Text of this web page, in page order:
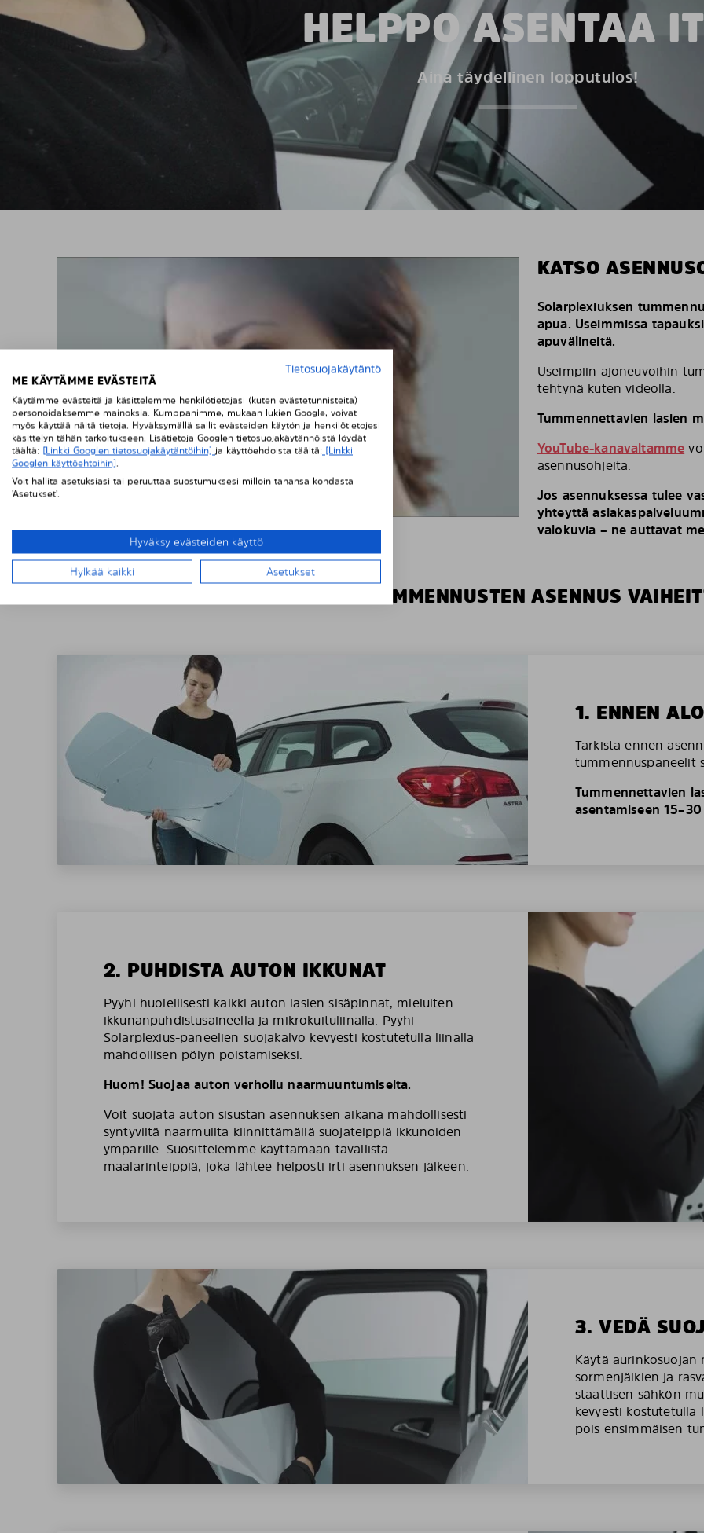
HELPPO ASENTAA
Aina täydellinen lopputulos!
KATSO
Solarplexiuksen
apua. Useimmissa
apuvälineitä.
Useimpiin ajoneuvoihin
tehtynä kuten videolla.
Tummennettavien lasien
YouTube-kanavaltamme
asennusohjeita.
Jos asennuksessa tulee
yhteyttä
valokuvia – ne auttavat
SOLARPLEXIUS TUMMENNUSTEN ASENNUS
1. ENNEN
Tarkista ennen
tummennuspaneelit
Tummennettavien
asentamiseen
2. PUHDISTA AUTON IKKUNAT
Pyyhi huolellisesti kaikki auton lasien sisäpinnat, mieluiten
ikkunanpuhdistusaineella ja mikrokuituliinalla. Pyyhi
Solarplexius-paneelien suojakalvo kevyesti kostutetulla liinalla
mahdollisen pölyn poistamiseksi.
Huom! Suojaa auton verhoilu naarmuuntumiselta.
Voit suojata auton sisustan asennuksen aikana mahdollisesti
syntyviltä naarmuilta kiinnittämällä suojateippiä ikkunoiden
ympärille. Suosittelemme käyttämään tavallista
maalarinteippiä, joka lähtee helposti irti asennuksen jälkeen.
3. VEDÄ
Käytä
sormenjälkien ja
staattisen sähkön
kevyesti kostutetulla
pois ensimmäisen
Tietosuojakäytäntö
ME KÄYTÄMME EVÄSTEITÄ
Käytämme evästeitä ja käsittelemme henkilötietojasi (kuten evästetunnisteita)
personoidaksemme mainoksia. Kumppanimme, mukaan lukien Google, voivat
myös käyttää näitä tietoja. Hyväksymällä sallit evästeiden käytön ja henkilötietojesi
käsittelyn tähän tarkoitukseen. Lisätietoja Googlen tietosuojakäytännöistä löydät
täältä: [Linkki Googlen tietosuojakäytäntöihin]ja käyttöehdoista täältä: [Linkki
Googlen käyttöehtoihin].
Voit hallita asetuksiasi tai peruuttaa suostumuksesi milloin tahansa kohdasta
'Asetukset'.
Hyväksy evästeiden käyttö
Hylkää kaikki Asetukset